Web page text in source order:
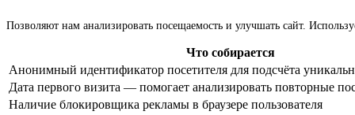
Позволяют нам анализировать посещаемость и улучшать сайт.
Что собирается
Анонимный идентификатор посетителя для подсчёта
Дата первого визита — помогает анализировать повторные
Наличие блокировщика рекламы в браузере пользователя